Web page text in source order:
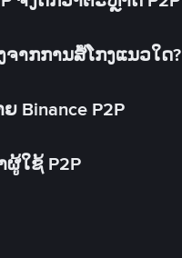
ກການສໍ້ໂກງແນວໃດ?
Binance P2P
ໃຊ້ P2P